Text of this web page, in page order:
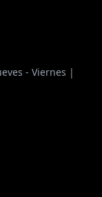
- Viernes |